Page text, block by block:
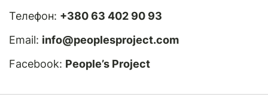
Телефон: +380 63 402 90 93
Email: info@peoplesproject.com
Facebook: People’s Project